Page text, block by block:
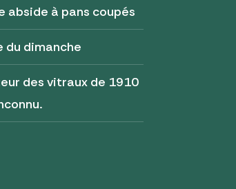
abside à pans coupés
du dimanche
des vitraux de 1910